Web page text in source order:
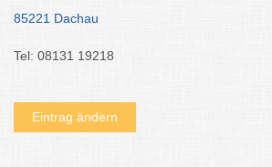
85221 Dachau
Tel: 08131 19218
Eintrag ändern